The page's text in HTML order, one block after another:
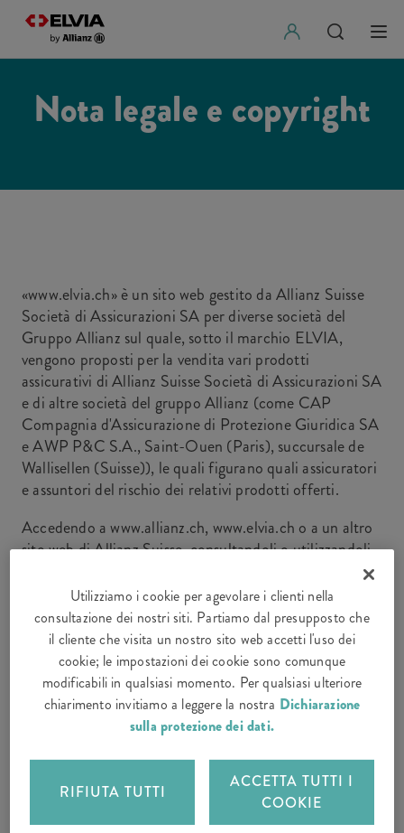
Nota legale e copyright
«www.elvia.ch» è un sito web gestito da Allianz Suisse
Società di Assicurazioni SA per diverse società del
Gruppo Allianz sul quale, sotto il marchio ELVIA,
vengono proposti per la vendita vari prodotti
assicurativi di Allianz Suisse Società di Assicurazioni SA
e di altre società del gruppo Allianz (come CAP
Compagnia d'Assicurazione di Protezione Giuridica SA
e AWP P&C S.A., Saint-Ouen (Paris), succursale de
Wallisellen (Suisse)), le quali figurano quali assicuratori
e assuntori del rischio dei relativi prodotti offerti.
Accedendo a www.allianz.ch, www.elvia.ch o a un altro
sito web di Allianz Suisse, consultandoli o utilizzandoli,
quelle riportate nelle pagine corrispondenti.
Ambito di validità
Le disposizioni giuridiche che seguono valgono per
chiunque acceda al sito, indipendentemente dal suo
domicilio. Salvo diversa indicazione, dette disposizioni
si applicano a tutte le informazioni e a tutti i servizi
pubblicati sul sito.
Utilizziamo i cookie per agevolare i clienti nella
consultazione dei nostri siti. Partiamo dal presupposto che
il cliente che visita un nostro sito web accetti l'uso dei
cookie; le impostazioni dei cookie sono comunque
modificabili in qualsiasi momento. Per qualsiasi ulteriore
chiarimento invitiamo a leggere la nostra Dichiarazione
sulla protezione dei dati.
RIFIUTA TUTTI
ACCETTA TUTTI I
COOKIE